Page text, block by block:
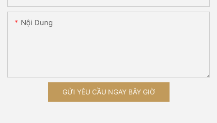
Nội Dung
GỬI YÊU CẦU NGAY BÂY GIỜ